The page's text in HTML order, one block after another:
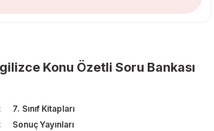
Konu Özetli Soru Bankası
7. Sınıf Kitapları
Sonuç Yayınları